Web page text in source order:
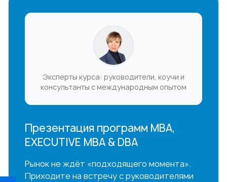
Эксперты курса: руководители, коучи и
консультанты с международным опытом
Презентация программ MBA,
EXECUTIVE MBA & DBA
Рынок не ждёт «подходящего момента».
Приходите на встречу с руководителями